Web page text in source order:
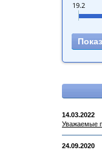
19.2
14.03.2022
Уважаемые
24.09.2020